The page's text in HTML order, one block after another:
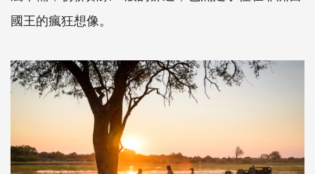
國王的瘋狂想像。